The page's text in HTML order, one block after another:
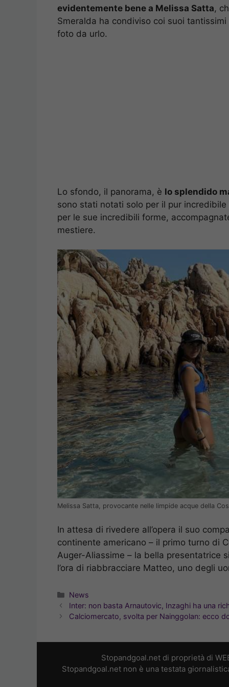
evidentemente bene a Melissa Satta,
Smeralda ha condiviso coi suoi
foto da urlo.
Lo sfondo, il panorama, è lo splendido
sono stati notati solo per il pur
per le sue incredibili forme,
mestiere.
Melissa Satta, provocante nelle limpide acque della
In attesa di rivedere all’opera il suo
continente americano – il primo turno di
Auger-Aliassime – la bella presentatrice
l’ora di riabbracciare Matteo, uno degli
Categorie
News
Inter: non basta Arnautovic, Inzaghi ha una
Calciomercato, svolta per Nainggolan: ecco
Stopandgoal.net di proprietà di
Stopandgoal.net non è una testata